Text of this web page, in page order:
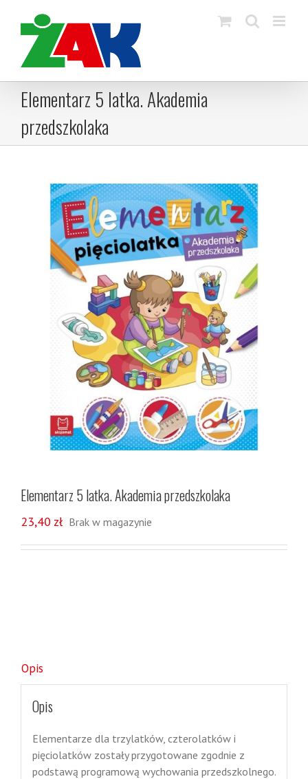
content
Elementarz 5 latka. Akademia
przedszkolaka
Elementarz 5 latka. Akademia przedszkolaka
23,40 zł Brak w magazynie
Opis
Opis
Elementarze dla trzylatków, czterolatków i
pięciolatków zostały przygotowane zgodnie z
podstawą programową wychowania przedszkolnego.